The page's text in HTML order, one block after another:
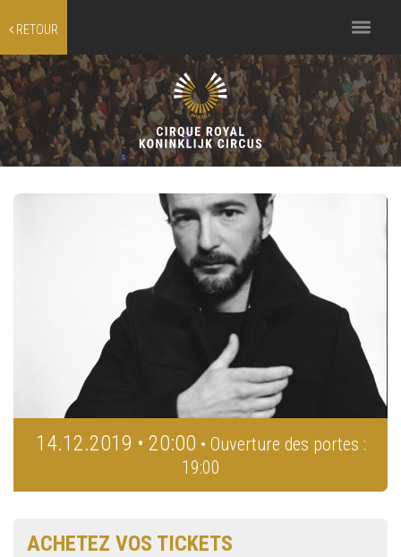
RETOUR
Toggle
navigation
14.12.2019 • 20:00 • Ouverture des portes :
19:00
ACHETEZ VOS TICKETS